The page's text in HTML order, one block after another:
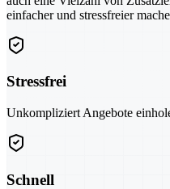
einfacher und stressfreier
Stressfrei
Unkompliziert Angebote
Schnell